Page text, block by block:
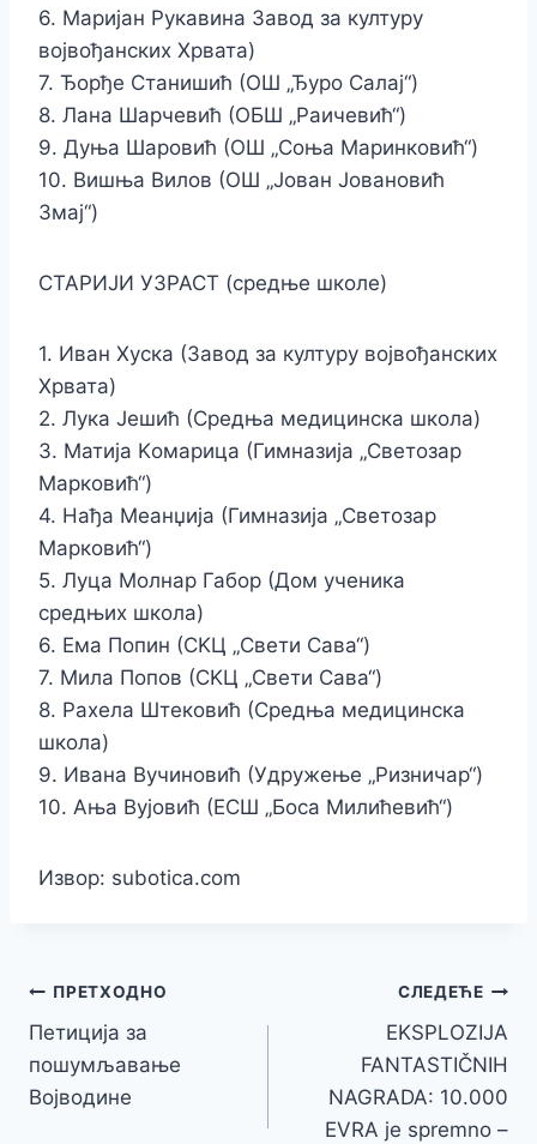
6. Маријан Рукавина Завод за културу
војвођанских Хрвата)
7. Ђорђе Станишић (ОШ „Ђуро Салај“)
8. Лана Шарчевић (ОБШ „Раичевић“)
9. Дуња Шаровић (ОШ „Соња Маринковић“)
10. Вишња Вилов (ОШ „Јован Јовановић
Змај“)
СТАРИЈИ УЗРАСТ (средње школе)
1. Иван Хуска (Завод за културу војвођанских
Хрвата)
2. Лука Јешић (Средња медицинска школа)
3. Матија Kомарица (Гимназија „Светозар
Марковић“)
4. Нађа Меанџија (Гимназија „Светозар
Марковић“)
5. Луца Молнар Габор (Дом ученика
средњих школа)
6. Ема Попин (СKЦ „Свети Сава“)
7. Мила Попов (СKЦ „Свети Сава“)
8. Рахела Штековић (Средња медицинска
школа)
9. Ивана Вучиновић (Удружење „Ризничар“)
10. Ања Вујовић (ЕСШ „Боса Милићевић“)
Извор: subotica.com
Кретање
чланка
ПРЕТХОДНО
Петиција за
пошумљавање
Војводине
СЛЕДЕЋЕ
EKSPLOZIJA
FANTASTIČNIH
NAGRADA: 10.000
EVRA je spremno –